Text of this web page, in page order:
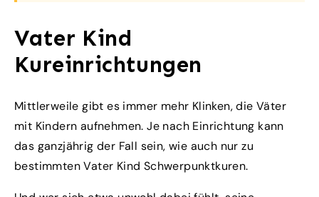
Vater Kind
Kureinrichtungen
Mittlerweile gibt es immer mehr Klinken, die Väter
mit Kindern aufnehmen. Je nach Einrichtung kann
das ganzjährig der Fall sein, wie auch nur zu
bestimmten Vater Kind Schwerpunktkuren.